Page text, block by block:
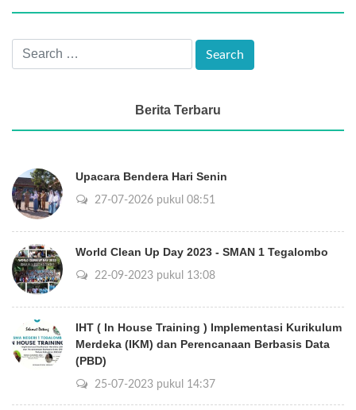
Berita Terbaru
Upacara Bendera Hari Senin
27-07-2026 pukul 08:51
World Clean Up Day 2023 - SMAN 1 Tegalombo
22-09-2023 pukul 13:08
IHT ( In House Training ) Implementasi Kurikulum
Merdeka (IKM) dan Perencanaan Berbasis Data
(PBD)
25-07-2023 pukul 14:37